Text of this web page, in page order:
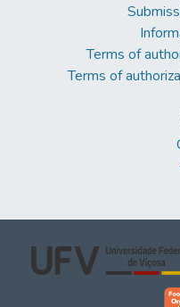
Terms of
Terms of